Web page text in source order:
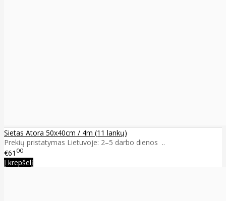
Sietas Atora 50x40cm / 4m (11 lankų)
Prekių pristatymas Lietuvoje: 2–5 darbo dienos ..
€61 00
Į krepšelį